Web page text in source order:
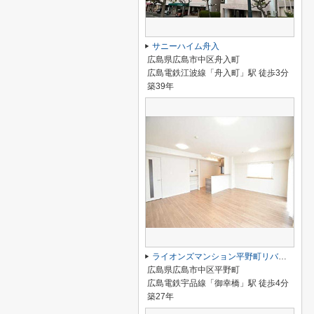
サニーハイム舟入
広島県広島市中区舟入町
広島電鉄江波線「舟入町」駅 徒歩3分
築39年
ライオンズマンション平野町リバーステージ
広島県広島市中区平野町
広島電鉄宇品線「御幸橋」駅 徒歩4分
築27年